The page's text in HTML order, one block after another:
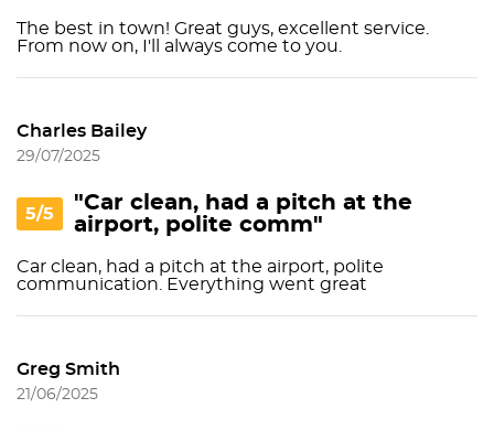
The best in town! Great guys, excellent service.
From now on, I'll always come to you.
Charles Bailey
29/07/2025
5/5
"Car clean, had a pitch at the
airport, polite comm"
Car clean, had a pitch at the airport, polite
communication. Everything went great
Greg Smith
21/06/2025